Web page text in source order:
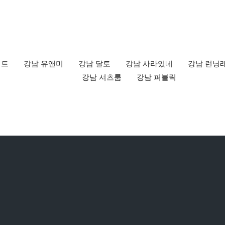
강남 유앤미 강남 달토 강남 사라있네 강남 런닝
강남 셔츠룸
강남 퍼블릭